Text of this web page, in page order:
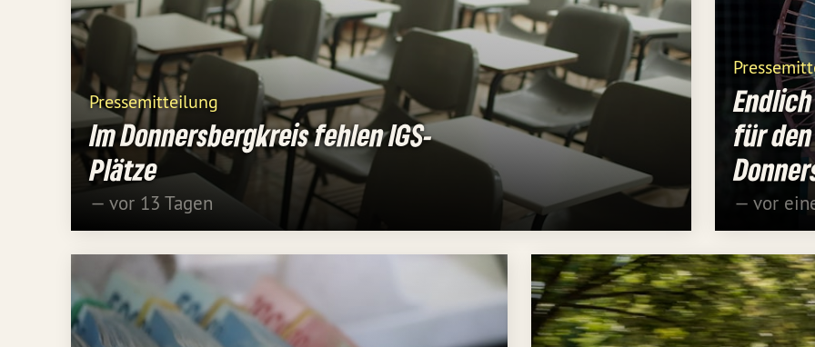
Pressemitteilung
Im Donnersbergkreis fehlen IGS-
Plätze
— vor 13 Tagen
für den
— vor